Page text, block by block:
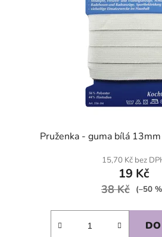
Pruženka - guma bílá
15,70 Kč bez
19 Kč
38 Kč (–50